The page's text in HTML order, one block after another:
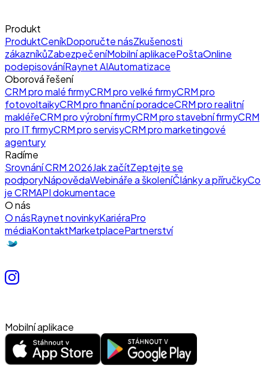
Produkt
ProduktCeníkDoporučte násZkušenosti
zákazníkůZabezpečeníMobilní aplikacePoštaOnline
podepisováníRaynet AIAutomatizace
Oborová řešení
CRM pro malé firmyCRM pro velké firmyCRM pro
fotovoltaikyCRM pro finanční poradceCRM pro realitní
makléřeCRM pro výrobní firmyCRM pro stavební firmyCRM
pro IT firmyCRM pro servisyCRM pro marketingové
agentury
Radíme
Srovnání CRM 2026Jak začítZeptejte se
podporyNápovědaWebináře a školeníČlánky a příručkyCo
je CRMAPI dokumentace
O nás
O násRaynet novinkyKariéraPro
médiaKontaktMarketplacePartnerství
Mobilní aplikace